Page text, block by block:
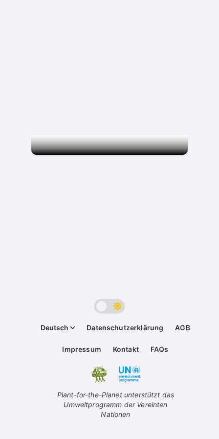
Deutsch Datenschutzerklärung AGB
Impressum Kontakt FAQs
Plant-for-the-Planet unterstützt das
Umweltprogramm der Vereinten
Nationen